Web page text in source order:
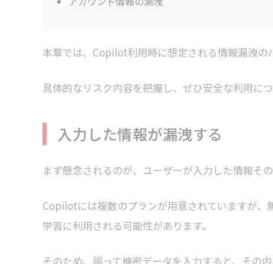
本章では、Copilot利用時に想定される情報漏洩の
具体的なリスク内容を把握し、ぜひ安全な利用につ
入力した情報が漏洩する
まず懸念されるのが、ユーザーが入力した情報そ
Copilotには複数のプランが用意されていますが
学習に利用される可能性があります。
そのため、誤って機密データを入力すると、その